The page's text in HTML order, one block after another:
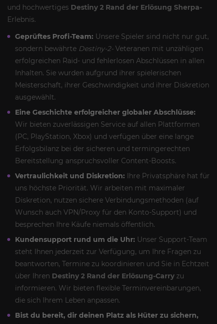
und hochwertiges Destiny 2 Rand der Erlösung Sherpa-
Erlebnis.
Geprüftes Profi-Team: Unsere Spieler sind nicht nur gut,
sondern bewährte Destiny-2- Veteranen mit unzähligen
erfolgreichen Raid- und fehlerlosen Abschlüssen in allen
Inhalten. Sie wurden aufgrund ihrer spielerischen
Meisterschaft, ihrer Geschwindigkeit und ihrer Diskretion
ausgewählt.
Eine Geschichte erfolgreicher globaler Abschlüsse:
Wir bieten zuverlässigen Service auf allen Plattformen
(PC, PlayStation, Xbox) und verfügen über eine lange
Erfolgsbilanz bei der sicheren und termingerechten
Bereitstellung anspruchsvoller Content-Boosts.
Vertraulichkeit und Diskretion: Ihre Privatsphäre hat für
uns höchste Priorität. Wir arbeiten mit maximaler
Diskretion, nutzen sichere Verbindungsmethoden (auf
Wunsch auch VPN/Proxy für den Konto-Support) und
besprechen Ihre Käufe niemals öffentlich.
Kundensupport rund um die Uhr: Unser Support-Team
steht Ihnen jederzeit zur Verfügung, um Ihre Fragen zu
beantworten, Termine zu koordinieren und Sie in Echtzeit
über Ihren Destiny 2 Rand der Erlösung-Carry zu
informieren. Wir bieten flexible Terminvereinbarungen,
die sich Ihrem Leben anpassen.
Bist du bereit, dir deinen Platz als Hüter zu sichern,